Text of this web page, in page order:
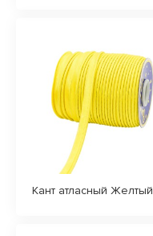
Кант атласный Желтый